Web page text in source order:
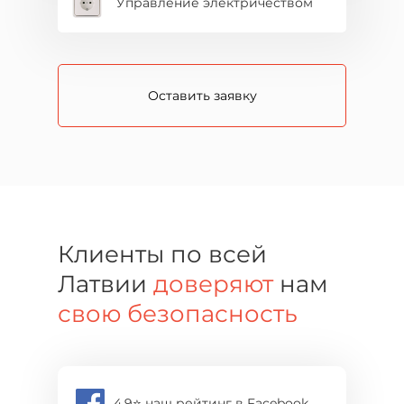
Оставить заявку
Клиенты по всей
Латвии доверяютнам
свою безопасность